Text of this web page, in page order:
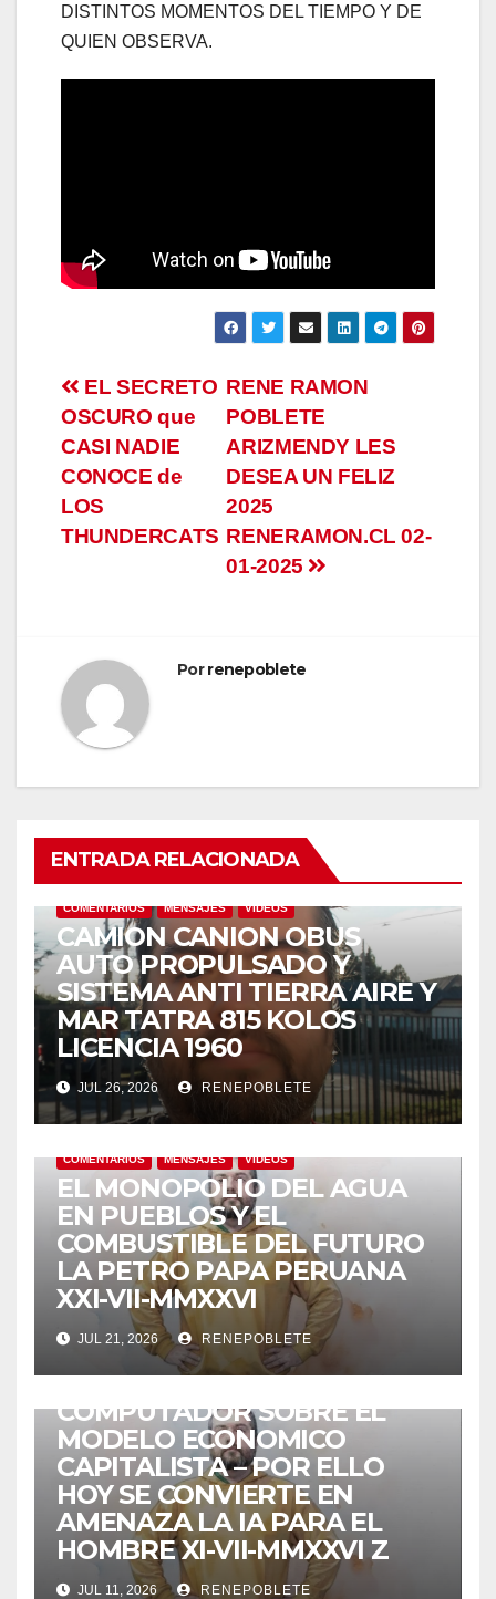
DISTINTOS MOMENTOS DEL TIEMPO Y DE
QUIEN OBSERVA.
Navegación
de
entradas
RENE RAMON
POBLETE
ARIZMENDY LES
DESEA UN FELIZ
2025
RENERAMON.CL 02-
01-2025
EL SECRETO
OSCURO que
CASI NADIE
CONOCE de
LOS
THUNDERCATS
Porrenepoblete
ENTRADA RELACIONADA
COMENTARIOS MENSAJES VIDEOS
CAMION CANION OBUS
AUTO PROPULSADO Y
SISTEMA ANTI TIERRA AIRE Y
MAR TATRA 815 KOLOS
LICENCIA 1960
JUL 26, 2026 RENEPOBLETE
COMENTARIOS MENSAJES VIDEOS
EL MONOPOLIO DEL AGUA
EN PUEBLOS Y EL
COMBUSTIBLE DEL FUTURO
LA PETRO PAPA PERUANA
XXI-VII-MMXXVI
JUL 21, 2026 RENEPOBLETE
MENSAJES VIDEOS
Z EL TRIUNFO DEL
COMPUTADOR SOBRE EL
MODELO ECONOMICO
CAPITALISTA – POR ELLO
HOY SE CONVIERTE EN
AMENAZA LA IA PARA EL
HOMBRE XI-VII-MMXXVI Z
JUL 11, 2026 RENEPOBLETE